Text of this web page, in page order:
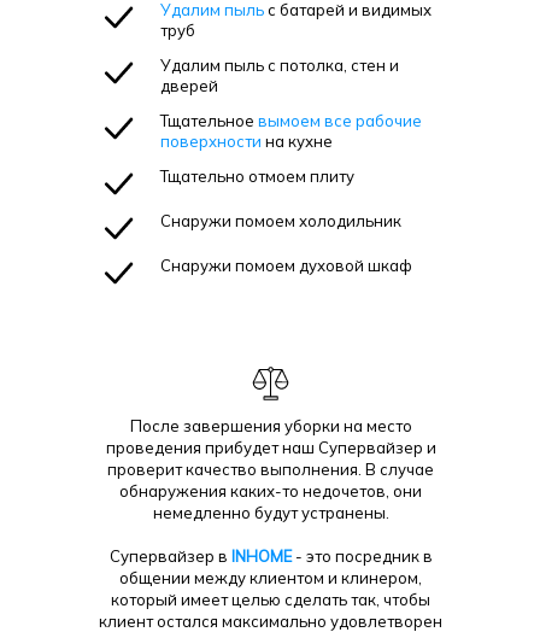
Тщательно отмоем плиту
Удалим пыль с потолка, стен и
дверей
Снаружи помоем духовой шкаф
Удалим пыльс батарей и видимых
труб
Снаружи помоем холодильник
После завершения уборки на место
проведения прибудет наш Супервайзер и
проверит качество выполнения. В случае
обнаружения каких-то недочетов, они
немедленно будут устранены.
Супервайзер в INHOME- это посредник в
общении между клиентом и клинером,
который имеет целью сделать так, чтобы
клиент остался максимально удовлетворен
Тщательное вымоем все рабочие
поверхности на кухне